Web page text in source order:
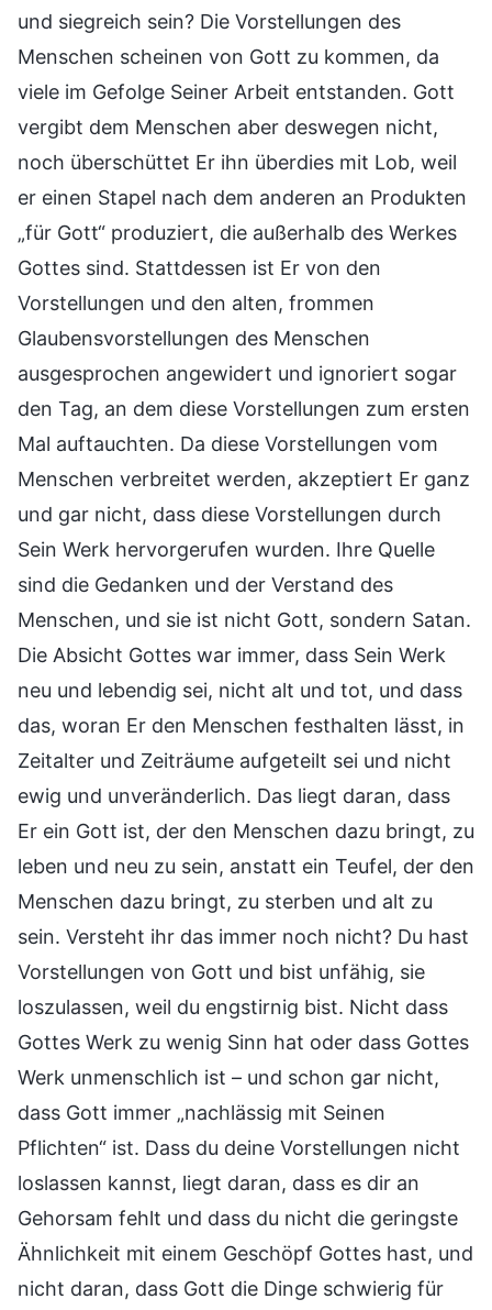
und siegreich sein? Die Vorstellungen des
Menschen scheinen von Gott zu kommen, da
viele im Gefolge Seiner Arbeit entstanden. Gott
vergibt dem Menschen aber deswegen nicht,
noch überschüttet Er ihn überdies mit Lob, weil
er einen Stapel nach dem anderen an Produkten
„für Gott“ produziert, die außerhalb des Werkes
Gottes sind. Stattdessen ist Er von den
Vorstellungen und den alten, frommen
Glaubensvorstellungen des Menschen
ausgesprochen angewidert und ignoriert sogar
den Tag, an dem diese Vorstellungen zum ersten
Mal auftauchten. Da diese Vorstellungen vom
Menschen verbreitet werden, akzeptiert Er ganz
und gar nicht, dass diese Vorstellungen durch
Sein Werk hervorgerufen wurden. Ihre Quelle
sind die Gedanken und der Verstand des
Menschen, und sie ist nicht Gott, sondern Satan.
Die Absicht Gottes war immer, dass Sein Werk
neu und lebendig sei, nicht alt und tot, und dass
das, woran Er den Menschen festhalten lässt, in
Zeitalter und Zeiträume aufgeteilt sei und nicht
ewig und unveränderlich. Das liegt daran, dass
Er ein Gott ist, der den Menschen dazu bringt, zu
leben und neu zu sein, anstatt ein Teufel, der den
Menschen dazu bringt, zu sterben und alt zu
sein. Versteht ihr das immer noch nicht? Du hast
Vorstellungen von Gott und bist unfähig, sie
loszulassen, weil du engstirnig bist. Nicht dass
Gottes Werk zu wenig Sinn hat oder dass Gottes
Werk unmenschlich ist – und schon gar nicht,
dass Gott immer „nachlässig mit Seinen
Pflichten“ ist. Dass du deine Vorstellungen nicht
loslassen kannst, liegt daran, dass es dir an
Gehorsam fehlt und dass du nicht die geringste
Ähnlichkeit mit einem Geschöpf Gottes hast, und
nicht daran, dass Gott die Dinge schwierig für